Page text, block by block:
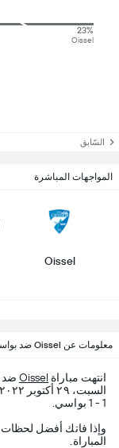
23%
Oissel
السّابق
المواجهات المباشرة
Oissel
معلومات عن Oissel ضد بواسي
انتهت مباراة Oissel ضد
1 - 1 بواسي.
المباراة.